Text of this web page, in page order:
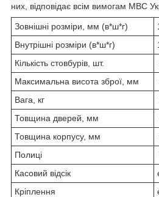
них, відповідає всім вимогам МВС
Зовнішні розміри, мм (в*ш*г)
Внутрішні розміри (в*ш*г)
Кількість стовбурів, шт.
Максимальна висота зброї, мм
Вага, кг
Товщина дверей, мм
Товщина корпусу, мм
Полиці
Касовий відсік
Кріплення